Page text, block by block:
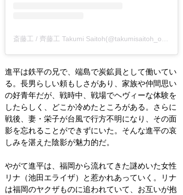
進平は鉄平の兄で、端島で炭鉱員として働いてい
る。長男らしい頼もしさがあり、家族や仲間思い
の好青年だが、戦時中、戦場でヘヴィーな体験を
したらしく、どこか冷めたところがある。さらに
戦後、妻・栄子が台風で行方不明になり、その面
影を忘れることができずにいた。そんな進平の哀
しみを湛えた陰影が魅力的だ。
やがて進平は、福岡から流れてきた謎めいた女性
リナ（池田エライザ）と惹かれあっていく。リナ
は福岡のヤクザものに追われていて、お互いが抱